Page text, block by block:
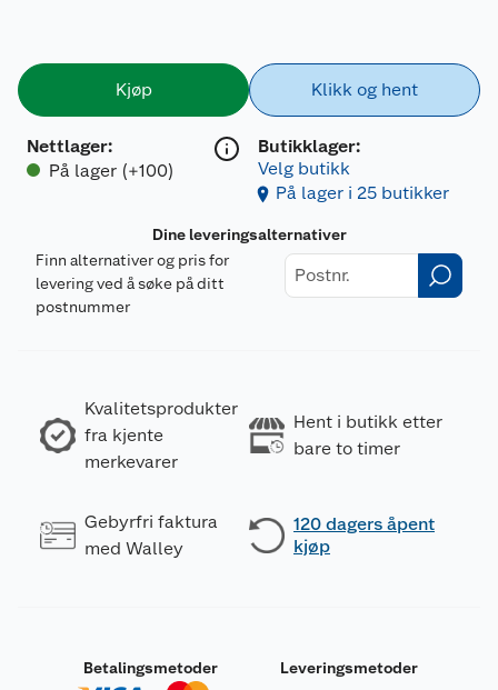
Kjøp
Nettlager:
På lager (+100)
Klikk og hent
Butikklager:
Velg butikk
På lager i 25 butikker
Dine leveringsalternativer
Finn alternativer og pris for
levering ved å søke på ditt
postnummer
Kvalitetsprodukter
fra kjente
merkevarer
Hent i butikk etter
bare to timer
Gebyrfri faktura
med Walley
120 dagers åpent
kjøp
Betalingsmetoder Leveringsmetoder